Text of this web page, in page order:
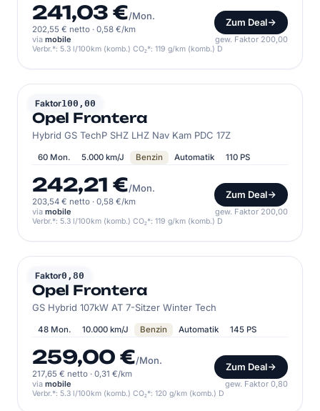
241,03 €/Mon.
202,55 € netto · 0,58 €/km
Zum Deal
via mobile gew. Faktor 200,00
Verbr.*: 5.3 l/100km (komb.) CO₂*: 119 g/km (komb.) D
Faktor100,00
OPEL
Opel Frontera
Hybrid GS TechP SHZ LHZ Nav Kam PDC 17Z
60 Mon. 5.000 km/J Benzin Automatik 110 PS
242,21 €/Mon.
203,54 € netto · 0,58 €/km
Zum Deal
via mobile gew. Faktor 200,00
Verbr.*: 5.3 l/100km (komb.) CO₂*: 119 g/km (komb.) D
Faktor0,80
OPEL
Opel Frontera
GS Hybrid 107kW AT 7-Sitzer Winter Tech
48 Mon. 10.000 km/J Benzin Automatik 145 PS
259,00 €/Mon.
217,65 € netto · 0,31 €/km
Zum Deal
via mobile gew. Faktor 0,80
Verbr.*: 5.3 l/100km (komb.) CO₂*: 120 g/km (komb.) D